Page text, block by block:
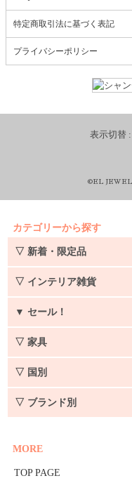
特定商取引法に基づく表記
プライバシーポリシー
表示切替 :
©EL
カテゴリーから探す
▽ 新着・限定品
▽ インテリア雑貨
▼ セール！
▽ 家具
▽ 国別
▽ ブランド別
MORE
TOP PAGE